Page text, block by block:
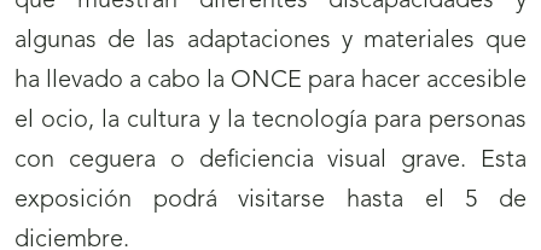
algunas de las adaptaciones y materiales que
ha llevado a cabo la ONCE para hacer accesible
el ocio, la cultura y la tecnología para personas
con ceguera o deficiencia visual grave. Esta
exposición podrá visitarse hasta el 5 de
diciembre.